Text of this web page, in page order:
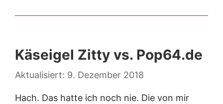
Käseigel Zitty vs. Pop64.de
9. Dezember 2018
Hach. Das hatte ich noch nie. Die von mir